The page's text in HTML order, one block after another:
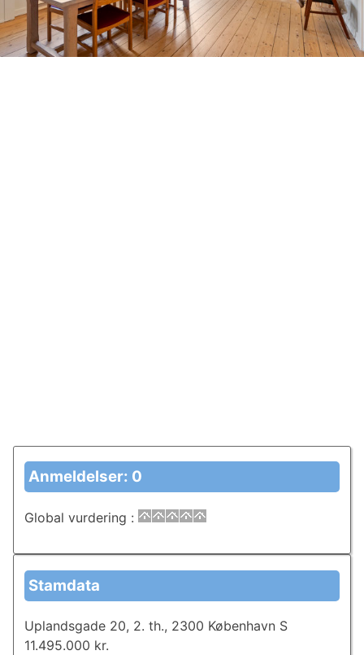
Anmeldelser: 0
Global vurdering :
Stamdata
Uplandsgade 20, 2. th., 2300 København S
11.495.000 kr.